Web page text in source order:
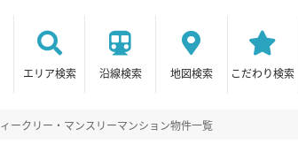
エリア検索 沿線検索 地図検索 こだわり検索
ークリー・マンスリーマンション物件一覧